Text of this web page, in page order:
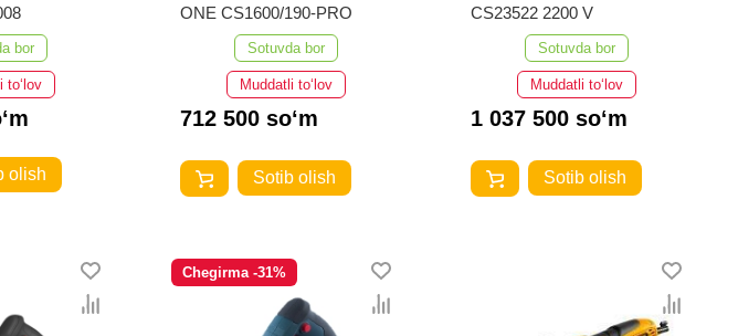
bor
to‘lov
olish
ONE CS1600/190-PRO
Sotuvda bor
Muddatli to‘lov
712 500 so‘m
Sotib olish
CS23522 2200 V
Sotuvda bor
Muddatli to‘lov
1 037 500 so‘m
Sotib olish
Chegirma -31%